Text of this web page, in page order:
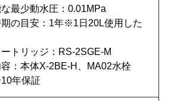
最少動水圧：0.01MPa
の目安：1年※1日20L使用した
トリッジ：RS-2SGE-M
：本体X-2BE-H、MA02水栓
年保証